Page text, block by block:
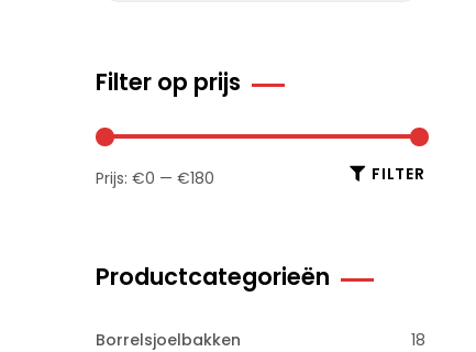
Filter op prijs
FILTER
Prijs: €0 — €180
Productcategorieën
Borrelsjoelbakken
18